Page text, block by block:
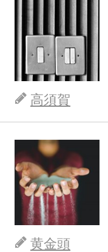
高須賀
黄金頭